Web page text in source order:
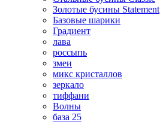
Золотые бусины Statement
Базовые шарики
Градиент
лава
россыпь
змеи
микс кристаллов
зеркало
тиффани
Волны
база 25